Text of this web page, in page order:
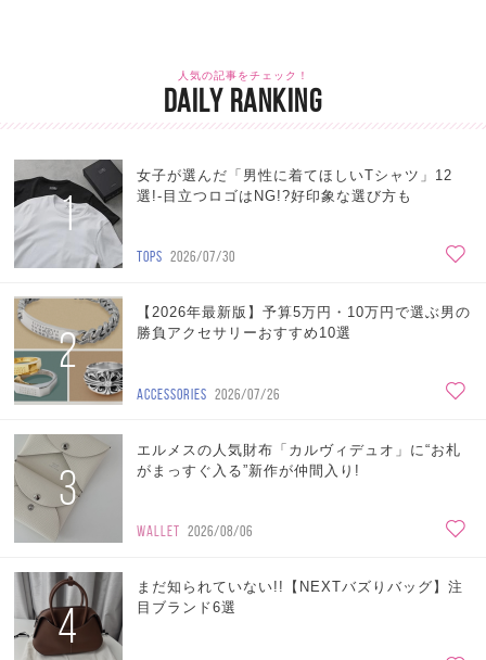
人気の記事をチェック！
DAILY RANKING
1
女子が選んだ「男性に着てほしいTシャツ」12
選!-目立つロゴはNG!?好印象な選び方も
TOPS 2026/07/30
2
【2026年最新版】予算5万円・10万円で選ぶ男の
勝負アクセサリーおすすめ10選
ACCESSORIES 2026/07/26
3
エルメスの人気財布「カルヴィデュオ」に“お札
がまっすぐ入る”新作が仲間入り!
WALLET 2026/08/06
4
まだ知られていない!!【NEXTバズりバッグ】注
目ブランド6選